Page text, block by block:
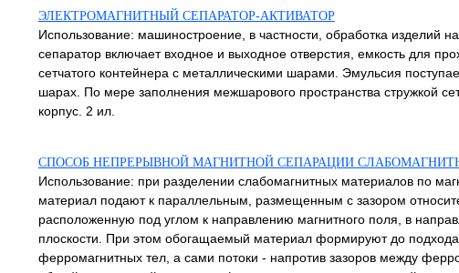
ЭЛЕКТРОМАГНИТНЫЙ СЕПАРАТОР-АКТИВАТОР
Использование: машиностроение, в частности, обработка
сепаратор включает входное и выходное отверстия, емкость для
сетчатого контейнера с металлическими шарами. Эмульсия
шарах. По мере заполнения межшарового пространства стружкой
корпус. 2 ил.
СПОСОБ НЕПРЕРЫВНОЙ МАГНИТНОЙ СЕПАРАЦИИ
Использование: при разделении слабомагнитных материалов по
материал подают к параллельным, размещенным с зазором
расположенную под углом к направлению магнитного поля, в
плоскости. При этом обогащаемый материал формируют до
ферромагнитных тел, а сами потоки - напротив зазоров между